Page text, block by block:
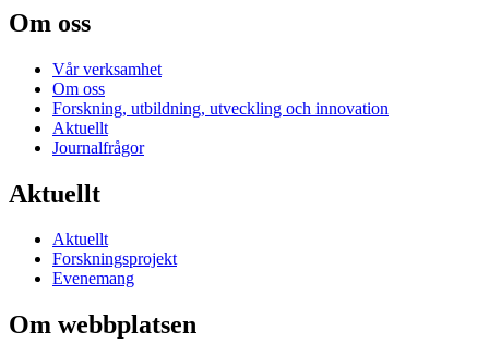
Om oss
Vår verksamhet
Om oss
Forskning, utbildning, utveckling och innovation
Aktuellt
Journalfrågor
Aktuellt
Aktuellt
Forskningsprojekt
Evenemang
Om webbplatsen